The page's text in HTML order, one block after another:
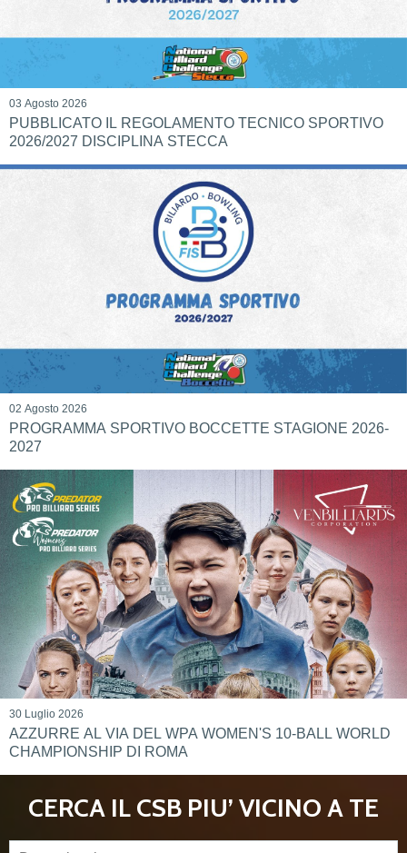
03 Agosto 2026
PUBBLICATO IL REGOLAMENTO TECNICO SPORTIVO
2026/2027 DISCIPLINA STECCA
02 Agosto 2026
PROGRAMMA SPORTIVO BOCCETTE STAGIONE 2026-
2027
30 Luglio 2026
AZZURRE AL VIA DEL WPA WOMEN'S 10-BALL WORLD
CHAMPIONSHIP DI ROMA
CERCA IL CSB PIU’ VICINO A TE